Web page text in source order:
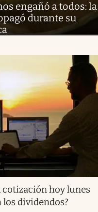
engañó a todos: la
durante su
cotización hoy lunes
los dividendos?